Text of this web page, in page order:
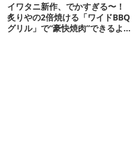
イワタニ新作、でかすぎる〜！
炙りやの2倍焼ける「ワイドBBQ
グリル」で“豪快焼肉”できるよ